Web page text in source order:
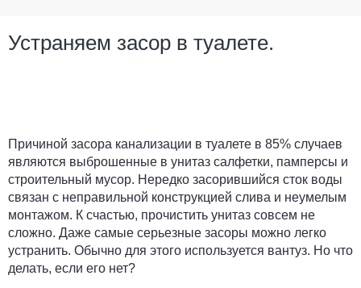
Устраняем засор в туалете.
Причиной засора канализации в туалете в 85% случаев
являются выброшенные в унитаз салфетки, памперсы и
строительный мусор. Нередко засорившийся сток воды
связан с неправильной конструкцией слива и неумелым
монтажом. К счастью, прочистить унитаз совсем не
сложно. Даже самые серьезные засоры можно легко
устранить. Обычно для этого используется вантуз. Но что
делать, если его нет?